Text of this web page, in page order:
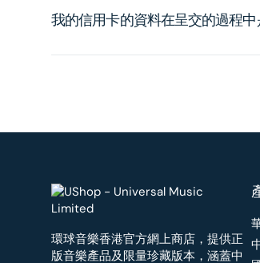
我的信用卡的資料在呈交的過程中
環球音樂香港官方網上商店，提供正
版音樂產品及限量珍藏版本，涵蓋中